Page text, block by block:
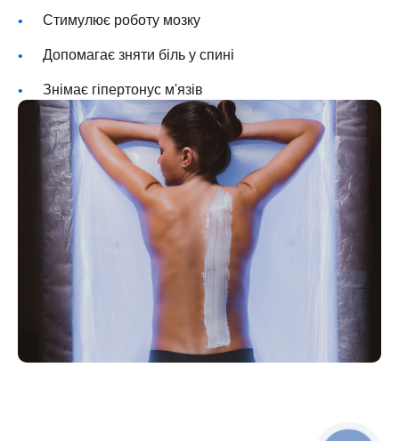
Стимулює роботу мозку
Допомагає зняти біль у спині
Знімає гіпертонус м'язів